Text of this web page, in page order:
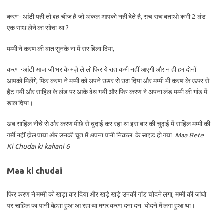
करण- आंटी यही तो वह चीज है जो अंकल आपको नहीं देते है, सच सच बताओ कभी 2 लंड
एक साथ लेने का सोचा था ?
मम्मी ने करण की बात सुनके ना में सर हिला दिया,
करण -आंटी आज जी भर के मज़े ले लो फिर ये रात कभी नहीं आएगी और न ही हम दोनों
आपको मिलेंगे, फिर करण ने मम्मी को अपने ऊपर से उठा दिया और मम्मी भी करण के ऊपर से
हैट गयी और साहिल के लंड पर आके बेथ गयी और फिर करण ने अपना लंड मम्मी की गांड में
डाल दिया।
अब साहिल नीचे से और करण पीछे से चुदाई कर रहा था इस बार की चुदाई में साहिल मम्मी की
गर्मी नहीं झेल पाया और उनकी चूत में अपना पानी निकाल के साइड हो गया Maa Bete
Ki Chudai ki kahani 6
Maa ki chudai
फिर करण ने मम्मी को खड़ा कर दिया और खड़े खड़े उनकी गांड चोदने लगा, मम्मी की जांघो
पर साहिल का पानी बेहता हुआ आ रहा था मगर करण दना दन चोदने में लगा हुआ था।